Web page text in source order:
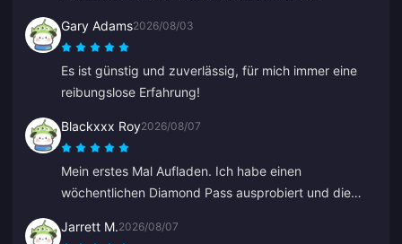
Gary Adams2026/08/03
Es ist günstig und zuverlässig, für mich immer eine
reibungslose Erfahrung!
Blackxxx Roy2026/08/07
Mein erstes Mal Aufladen. Ich habe einen
wöchentlichen Diamond Pass ausprobiert und die
schnell, danke!
Jarrett M.2026/08/07